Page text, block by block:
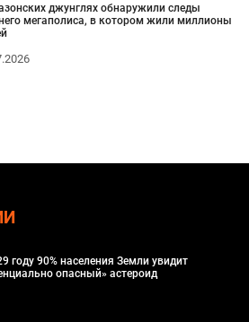
джунглях обнаружили следы
мегаполиса, в котором жили миллионы
году 90% населения Земли увидит
опасный» астероид